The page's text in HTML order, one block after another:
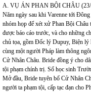
A. VỤ ÁN PHAN BỘI CHÂU (23/
Năm ngày sau khi Varenne tới
nhóm họp để xét xử Phan Bội
được báo cáo trước, và cho những
chủ tọa, gồm Đốc lý Dupuy, Biện
cùng một người Pháp làm thông
Cử Nhân Châu. Bride đồng ý cho
tội phạm chính trị. Số học sinh
Mở đầu, Bride tuyên bố Cử Nhân
người ta phạm tội, cấp tạc đạn cho